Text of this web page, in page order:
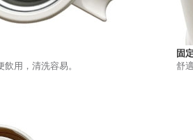
用，清洗容易。
固
舒